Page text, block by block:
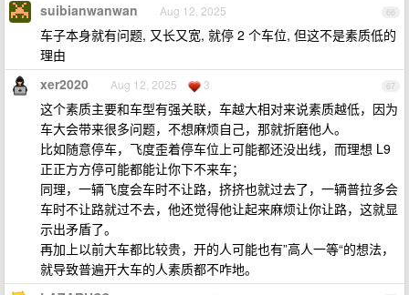
66
suibianwanwan Aug 12, 2025
车子本身就有问题, 又长又宽, 就停 2 个车位, 但这不是素质低的
理由
67
xer2020 Aug 12, 2025 3
这个素质主要和车型有强关联，车越大相对来说素质越低，因为
车大会带来很多问题，不想麻烦自己，那就折磨他人。
比如随意停车，飞度歪着停车位上可能都还没出线，而理想 L9
正正方方停可能都能让你下不来车；
同理，一辆飞度会车时不让路，挤挤也就过去了，一辆普拉多会
车时不让路就过不去，他还觉得他让起来麻烦让你让路，这就显
示出矛盾了。
再加上以前大车都比较贵，开的人可能也有”高人一等“的想法，
就导致普遍开大车的人素质都不咋地。